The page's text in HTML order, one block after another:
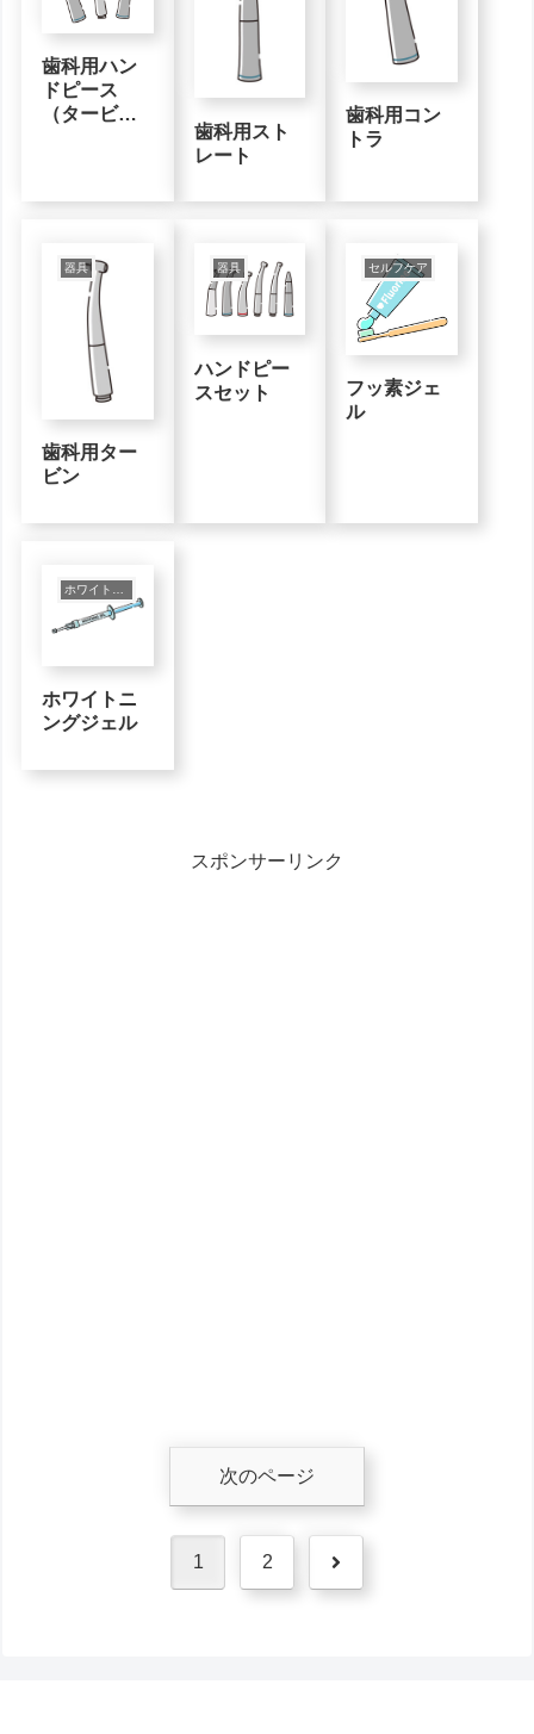
歯科用ハン
ドピース
（タービ
歯科用スト
レート
歯科用コン
トラ
器具
歯科用ター
ビン
器具
ハンドピー
スセット
セルフケア
フッ素ジェ
ル
ホワイトニ
ングジェル
スポンサーリンク
次のページ
1 2 次